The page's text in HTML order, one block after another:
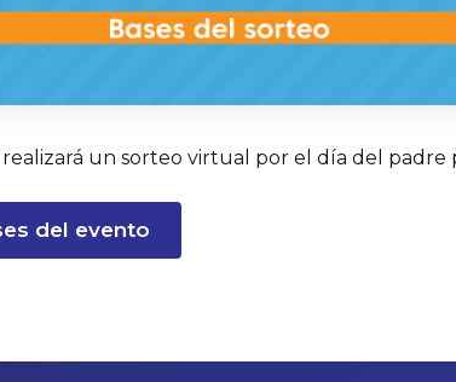
un sorteo virtual por el día del padre
del evento